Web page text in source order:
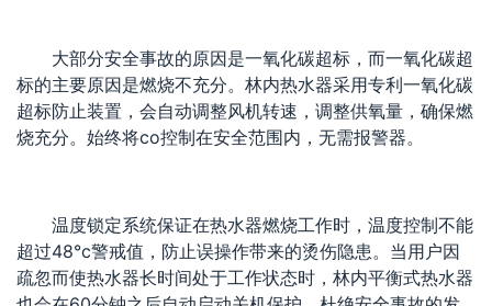
大部分安全事故的原因是一氧化碳超标，而一氧化碳超
标的主要原因是燃烧不充分。林内热水器采用专利一氧化碳
超标防止装置，会自动调整风机转速，调整供氧量，确保燃
烧充分。始终将co控制在安全范围内，无需报警器。
温度锁定系统保证在热水器燃烧工作时，温度控制不能
超过48°c警戒值，防止误操作带来的烫伤隐患。当用户因
疏忽而使热水器长时间处于工作状态时，林内平衡式热水器